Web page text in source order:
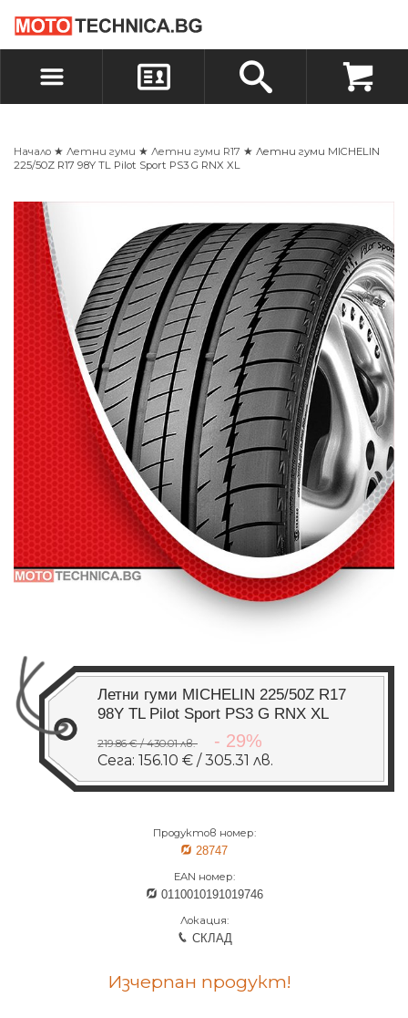
ВХОД
БЪРЗА ПОРЪЧКА ПОРЪЧКА
Начало ★ Летни гуми ★ Летни гуми R17 ★ Летни гуми MICHELIN
225/50Z R17 98Y TL Pilot Sport PS3 G RNX XL
Летни гуми MICHELIN 225/50Z R17
98Y TL Pilot Sport PS3 G RNX XL
219.86 € / 430.01 лв. - 29%
Сега: 156.10 € / 305.31 лв.
Продуктов номер:
28747
EAN номер:
0110010191019746
Локация:
СКЛАД
Изчерпан продукт!